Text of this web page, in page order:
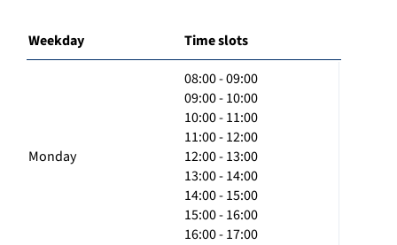
Weekday Time slots
Monday
08:00 - 09:00
09:00 - 10:00
10:00 - 11:00
11:00 - 12:00
12:00 - 13:00
13:00 - 14:00
14:00 - 15:00
15:00 - 16:00
16:00 - 17:00